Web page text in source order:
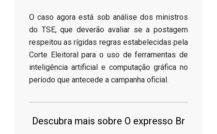
​O caso agora está sob análise dos ministros
do TSE, que deverão avaliar se a postagem
respeitou as rígidas regras estabelecidas pela
Corte Eleitoral para o uso de ferramentas de
inteligência artificial e computação gráfica no
período que antecede a campanha oficial.
Descubra mais sobre O expresso Br